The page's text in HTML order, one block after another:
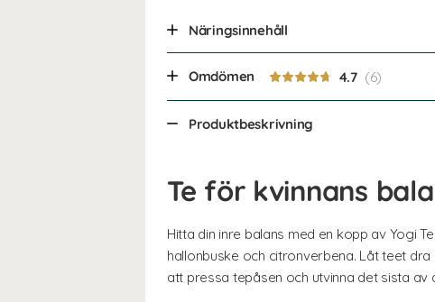
Näringsinnehåll
Omdömen 4.7
Produktbeskrivning
Te för kvinnans
Hitta din inre balans med en kopp av Yogi
hallonbuske och citronverbena. Låt teet
att pressa tepåsen och utvinna det sista av